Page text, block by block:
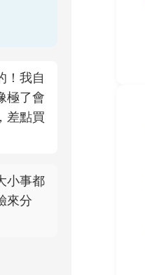
！我自
極了會
差點買
小事都
來分